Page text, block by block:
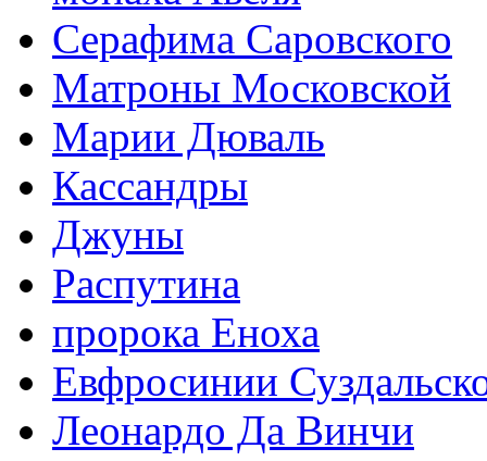
Серафима Саровского
Матроны Московской
Марии Дюваль
Кассандры
Джуны
Распутина
пророка Еноха
Евфросинии
Леонардо Да Винчи